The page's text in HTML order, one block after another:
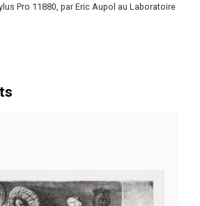
Pro 11880, par Eric Aupol au Laboratoire